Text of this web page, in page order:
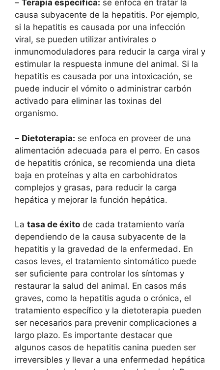
– Terapia específica: se enfoca en tratar la
causa subyacente de la hepatitis. Por ejemplo,
si la hepatitis es causada por una infección
viral, se pueden utilizar antivirales o
inmunomoduladores para reducir la carga viral y
estimular la respuesta inmune del animal. Si la
hepatitis es causada por una intoxicación, se
puede inducir el vómito o administrar carbón
activado para eliminar las toxinas del
organismo.
– Dietoterapia: se enfoca en proveer de una
alimentación adecuada para el perro. En casos
de hepatitis crónica, se recomienda una dieta
baja en proteínas y alta en carbohidratos
complejos y grasas, para reducir la carga
hepática y mejorar la función hepática.
La tasa de éxito de cada tratamiento varía
dependiendo de la causa subyacente de la
hepatitis y la gravedad de la enfermedad. En
casos leves, el tratamiento sintomático puede
ser suficiente para controlar los síntomas y
restaurar la salud del animal. En casos más
graves, como la hepatitis aguda o crónica, el
tratamiento específico y la dietoterapia pueden
ser necesarios para prevenir complicaciones a
largo plazo. Es importante destacar que
algunos casos de hepatitis canina pueden ser
irreversibles y llevar a una enfermedad hepática